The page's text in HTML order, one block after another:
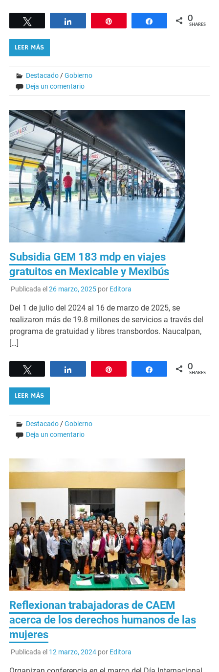
Share 0
SHARES
LEER MÁS
Destacado/Gobierno
Deja un comentario
Subsidia GEM 183 mdp en viajes
gratuitos en Mexicable y Mexibús
Publicada el 26 marzo, 2025por Editora
Del 1 de julio del 2024 al 16 de marzo de 2025, se
realizaron más de 19.8 millones de servicios a través del
programa de gratuidad y libres transbordos. Naucalpan,
[…]
Share 0
SHARES
LEER MÁS
Destacado /Gobierno
Deja un comentario
Reflexionan trabajadoras de CAEM
acerca de los derechos humanos de las
mujeres
Publicada el 12 marzo, 2024por Editora